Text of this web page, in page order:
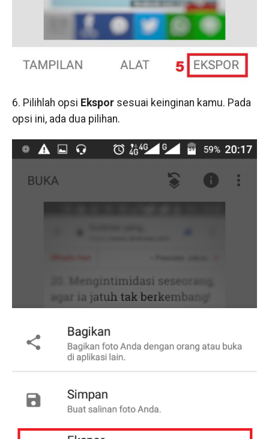
6. Pilihlah opsi Eksporsesuai keinginan kamu. Pada
opsi ini, ada dua pilihan.